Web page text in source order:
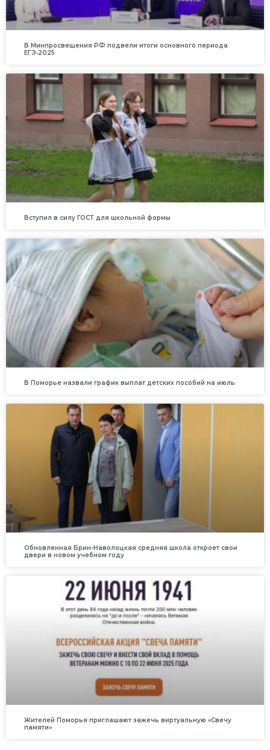
В Минпросвещения РФ подвели итоги основного периода
ЕГЭ‑2025
Вступил в силу ГОСТ для школьной формы
В Поморье назвали график выплат детских пособий на июль
Обновленная Брин-Наволоцкая средняя школа откроет свои
двери в новом учебном году
Жителей Поморья приглашают зажечь виртуальную «Свечу
памяти»